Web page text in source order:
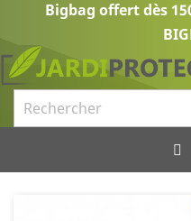
Bigbag offert dès